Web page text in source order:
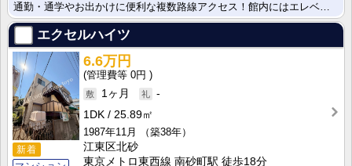
エクセルハイツ
新着
6.6万円
0円
1ヶ月
-
1DK
25.89㎡
1987年11月
（築38年）
江東区北砂
東京メトロ東西線 南砂町駅 徒歩18分